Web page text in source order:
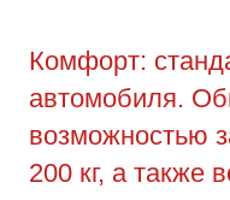
Комфорт:
автомобиля.
возможностью
200 кг, а также